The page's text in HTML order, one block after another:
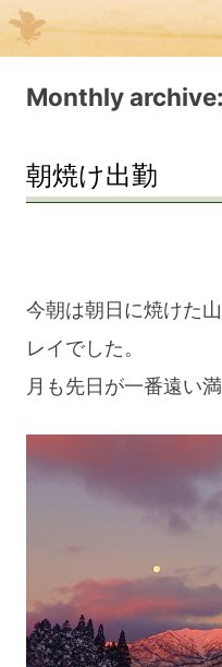
Menu
JP EN
B&B Cafe Hongu
Kumano
Monthly
朝焼け出勤
今朝は朝日に焼けた
レイでした。
月も先日が一番遠い